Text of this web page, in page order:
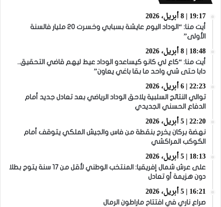
19:17 | 8 أبريل، 2026
أيت منا: “الوداد اليوم عايشة بسبابي وخسرت 20 مليار فالسنة
الأولى”
18:48 | 8 أبريل، 2026
أيت منا: “كاع لي كانو كيساعدو الوداد عيط ليهم قاضي التحقيق..
دابا حتى شي واحد ما بقا باغي يعاون”
22:23 | 6 أبريل، 2026
توالي النتائج السلبية يلاحق الوداد الرياضي بعد تعادل جديد أمام
الدفاع الحسني الجديدي
22:20 | 5 أبريل، 2026
نهضة بركان يخرج بنقطة من فاس والجيش الملكي يتوقف أمام
الكوكب المراكشي
18:13 | 5 أبريل، 2026
على عرش شمال إفريقيا: المنتخب الوطني لأقل من 17 سنة يتوج بطلا
دون هزيمة أو تعادل
16:21 | 5 أبريل، 2026
صراع ناري في افتتاح ماراطون الرمال